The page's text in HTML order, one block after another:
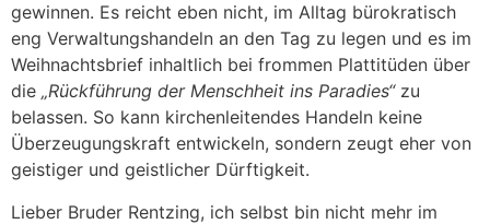
gewinnen. Es reicht eben nicht, im Alltag bürokratisch
eng Verwaltungshandeln an den Tag zu legen und es im
Weihnachtsbrief inhaltlich bei frommen Plattitüden über
die „Rückführung der Menschheit ins Paradies“zu
belassen. So kann kirchenleitendes Handeln keine
Überzeugungskraft entwickeln, sondern zeugt eher von
geistiger und geistlicher Dürftigkeit.
Lieber Bruder Rentzing, ich selbst bin nicht mehr im